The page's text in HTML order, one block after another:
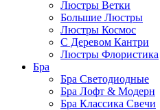
Люстры Ветки
Большие Люстры
Люстры Космос
С Деревом Кантри
Люстры Флористика
Бра
Бра Светодиодные
Бра Лофт & Модерн
Бра Классика Свечи